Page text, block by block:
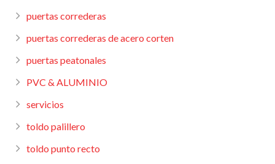
puertas correderas
puertas correderas de acero corten
puertas peatonales
PVC & ALUMINIO
servicios
toldo palillero
toldo punto recto